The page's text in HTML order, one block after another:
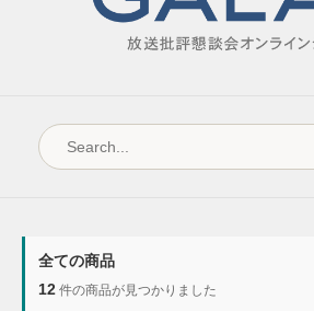
全ての商品
12 件の商品が見つかりました